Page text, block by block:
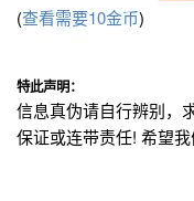
(查看需要10金币)
特此声明：
信息真伪请自行辨别，
保证或连带责任! 希望